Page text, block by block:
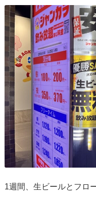
1週間、生ビールとフロ